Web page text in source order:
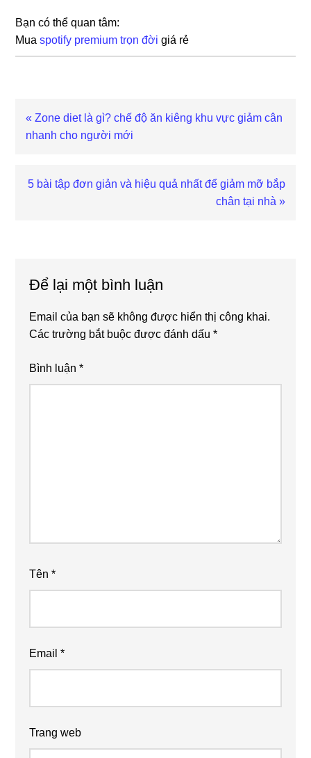
Bạn có thể quan tâm:
Muaspotify premium trọn đời giá rẻ
Previous
Post:
« Zone diet là gì? chế độ ăn kiêng khu vực giảm cân
nhanh cho người mới
Next
5 bài tập đơn giản và hiệu quả nhất để giảm mỡ bắp
chân tại nhà »
Để lại một bình luận
Email của bạn sẽ không được hiển thị công khai.
Các trường bắt buộc được đánh dấu*
Bình luận*
Tên*
Email*
Trang web